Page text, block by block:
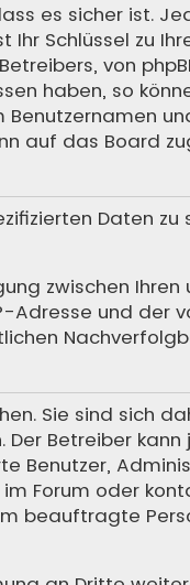
es sicher ist.
Schlüssel zu
von
haben, so
auf das Board
Daten
zwischen
Adresse und der
Sie sind sich
Betreiber
Benutzer,
Forum oder
beauftragte